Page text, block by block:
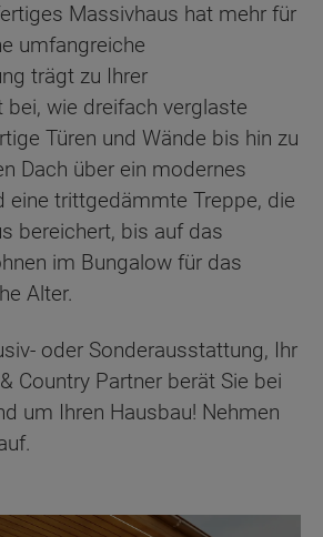
Massivhaus hat mehr für
umfangreiche
trägt zu Ihrer
bei, wie dreifach verglaste
Türen und Wände bis hin zu
Dach über ein modernes
eine trittgedämmte Treppe, die
bereichert, bis auf das
im Bungalow für das
Alter.
oder Sonderausstattung, Ihr
Country Partner berät Sie bei
um Ihren Hausbau! Nehmen